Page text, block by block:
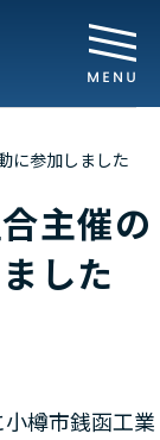
に参加しました
主催の
した
樽市銭函工業